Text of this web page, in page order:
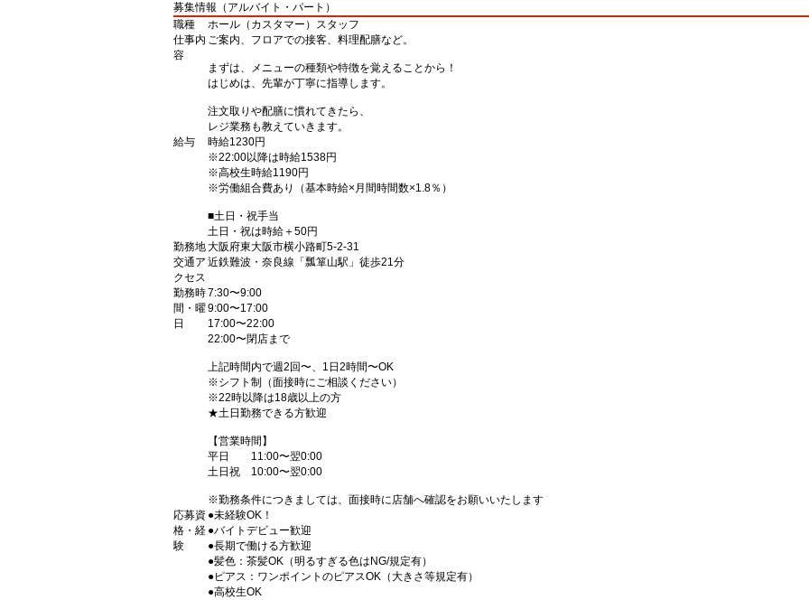
募集情報（アルバイト・パート）
職種
ホール（カスタマー）スタッフ
仕事内
容
ご案内、フロアでの接客、料理配膳など。
まずは、メニューの種類や特徴を覚えることから！
はじめは、先輩が丁寧に指導します。
注文取りや配膳に慣れてきたら、
レジ業務も教えていきます。
給与
時給1230円
※22:00以降は時給1538円
※高校生時給1190円
※労働組合費あり（基本時給×月間時間数×1.8％）
■土日・祝手当
土日・祝は時給＋50円
勤務地大阪府東大阪市横小路町5-2-31
交通ア
クセス
近鉄難波・奈良線「瓢箪山駅」徒歩21分
勤務時
間・曜
日
7:30〜9:00
9:00〜17:00
17:00〜22:00
22:00〜閉店まで
上記時間内で週2回〜、1日2時間〜OK
※シフト制（面接時にご相談ください）
※22時以降は18歳以上の方
★土日勤務できる方歓迎
【営業時間】
平日 11:00〜翌0:00
土日祝 10:00〜翌0:00
※勤務条件につきましては、面接時に店舗へ確認をお願いいたします
応募資
格・経
験
●未経験OK！
●バイトデビュー歓迎
●長期で働ける方歓迎
●髪色：茶髪OK（明るすぎる色はNG/規定有）
●ピアス：ワンポイントのピアスOK（大きさ等規定有）
●高校生OK